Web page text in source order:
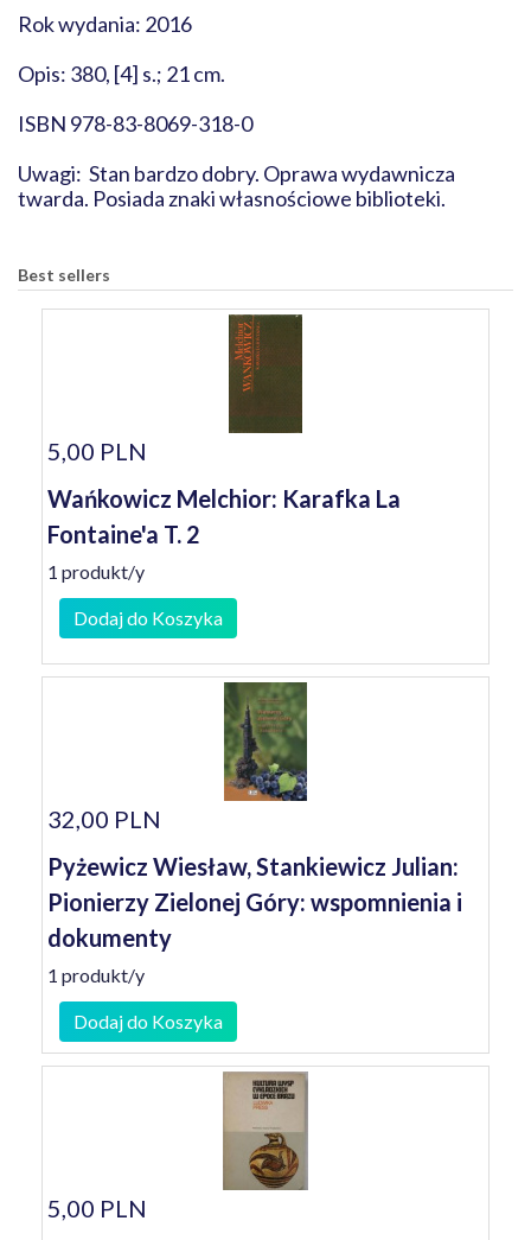
Rok wydania: 2016
Opis: 380, [4] s.; 21 cm.
ISBN 978-83-8069-318-0
Uwagi: Stan bardzo dobry. Oprawa wydawnicza
twarda. Posiada znaki własnościowe biblioteki.
Best sellers
5,00 PLN
Wańkowicz Melchior: Karafka La
Fontaine'a T. 2
1 produkt/y
Dodaj do Koszyka
32,00 PLN
Pyżewicz Wiesław, Stankiewicz Julian:
Pionierzy Zielonej Góry: wspomnienia i
dokumenty
1 produkt/y
Dodaj do Koszyka
5,00 PLN